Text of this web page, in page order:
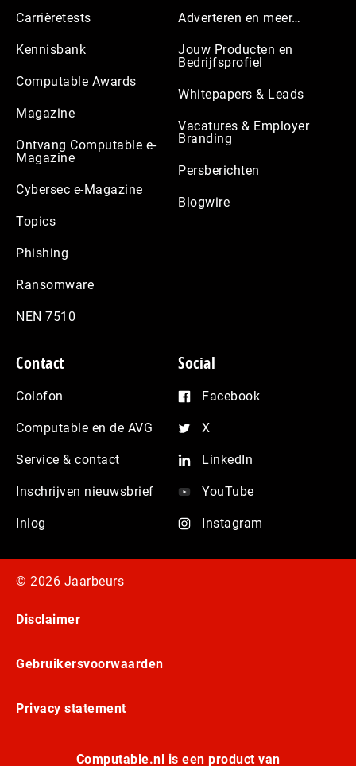
Carrièretests
Kennisbank
Computable Awards
Magazine
Ontvang Computable e-
Magazine
Cybersec e-Magazine
Topics
Phishing
Ransomware
NEN 7510
Adverteren en meer…
Jouw Producten en
Bedrijfsprofiel
Whitepapers & Leads
Vacatures & Employer
Branding
Persberichten
Blogwire
Contact
Colofon
Computable en de AVG
Service & contact
Inschrijven nieuwsbrief
Inlog
Social
Facebook
X
LinkedIn
YouTube
Instagram
© 2026 Jaarbeurs
Disclaimer
Gebruikersvoorwaarden
Privacy statement
Computable.nl is een product van